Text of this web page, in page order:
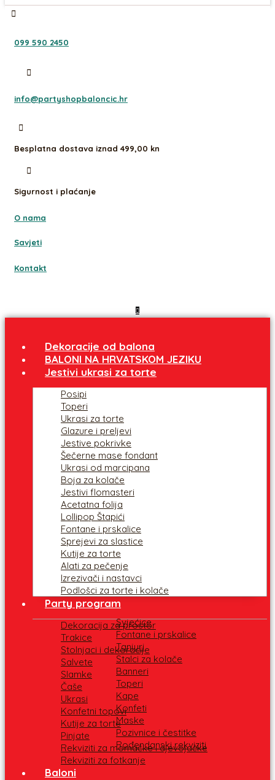
099 590 2450
info@partyshopbaloncic.hr
Besplatna dostava iznad 499,00 kn
Sigurnost i plaćanje
O nama
Savjeti
Kontakt
Dekoracije od balona
BALONI NA HRVATSKOM JEZIKU
Jestivi ukrasi za torte
Posipi
Toperi
Ukrasi za torte
Glazure i preljevi
Jestive pokrivke
Šečerne mase fondant
Ukrasi od marcipana
Boja za kolače
Jestivi flomasteri
Acetatna folija
Lollipop Štapići
Fontane i prskalice
Sprejevi za slastice
Kutije za torte
Alati za pečenje
Izrezivači i nastavci
Podlošci za torte i kolače
Party program
Dekoracija za prostor
Svjećice
Trakice
Fontane i prskalice
Stolnjaci i dekoracije
Tanjuri
Salvete
Stalci za kolače
Slamke
Banneri
Čaše
Toperi
Ukrasi
Kape
Konfetni topoviKonfeti
Kutije za torteMaske
Pinjate
Pozivnice i čestitke
Rekviziti za momačke i djevojačke
Rođendanski rekviziti
Rekviziti za fotkanje
Baloni